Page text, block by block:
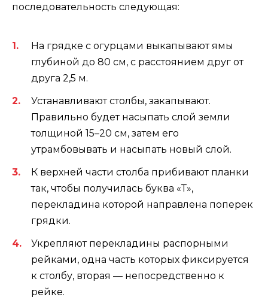
последовательность следующая:
На грядке с огурцами выкапывают ямы
глубиной до 80 см, с расстоянием друг от
друга 2,5 м.
Устанавливают столбы, закапывают.
Правильно будет насыпать слой земли
толщиной 15–20 см, затем его
утрамбовывать и насыпать новый слой.
К верхней части столба прибивают планки
так, чтобы получилась буква «Т»,
перекладина которой направлена поперек
грядки.
Укрепляют перекладины распорными
рейками, одна часть которых фиксируется
к столбу, вторая — непосредственно к
рейке.